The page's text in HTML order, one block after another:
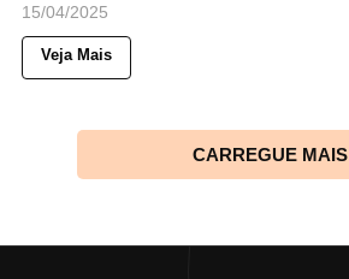
15/04/2025
Veja Mais
CARREGUE MAIS